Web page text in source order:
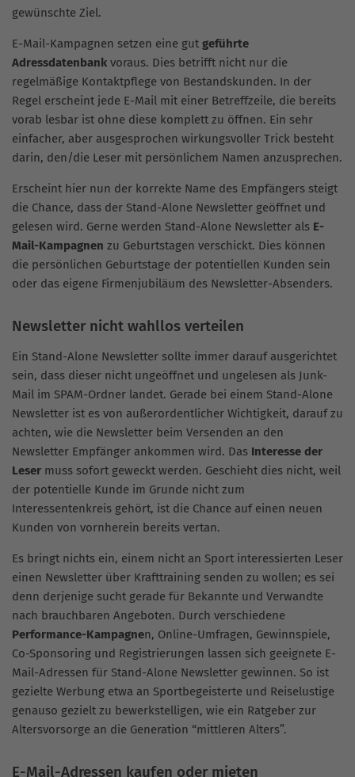
gewünschte Ziel.
E-Mail-Kampagnen setzen eine gut geführte
Adressdatenbank voraus. Dies betrifft nicht nur die
regelmäßige Kontaktpflege von Bestandskunden. In der
Regel erscheint jede E-Mail mit einer Betreffzeile, die bereits
vorab lesbar ist ohne diese komplett zu öffnen. Ein sehr
einfacher, aber ausgesprochen wirkungsvoller Trick besteht
darin, den/die Leser mit persönlichem Namen anzusprechen.
Erscheint hier nun der korrekte Name des Empfängers steigt
die Chance, dass der Stand-Alone Newsletter geöffnet und
gelesen wird. Gerne werden Stand-Alone Newsletter als E-
Mail-Kampagnen zu Geburtstagen verschickt. Dies können
die persönlichen Geburtstage der potentiellen Kunden sein
oder das eigene Firmenjubiläum des Newsletter-Absenders.
Newsletter nicht wahllos verteilen
Ein Stand-Alone Newsletter sollte immer darauf ausgerichtet
sein, dass dieser nicht ungeöffnet und ungelesen als Junk-
Mail im SPAM-Ordner landet. Gerade bei einem Stand-Alone
Newsletter ist es von außerordentlicher Wichtigkeit, darauf zu
achten, wie die Newsletter beim Versenden an den
Newsletter Empfänger ankommen wird. Das Interesse der
Leser muss sofort geweckt werden. Geschieht dies nicht, weil
der potentielle Kunde im Grunde nicht zum
Interessentenkreis gehört, ist die Chance auf einen neuen
Kunden von vornherein bereits vertan.
Es bringt nichts ein, einem nicht an Sport interessierten Leser
einen Newsletter über Krafttraining senden zu wollen; es sei
denn derjenige sucht gerade für Bekannte und Verwandte
nach brauchbaren Angeboten. Durch verschiedene
Performance-Kampagnen, Online-Umfragen, Gewinnspiele,
Co-Sponsoring und Registrierungen lassen sich geeignete E-
Mail-Adressen für Stand-Alone Newsletter gewinnen. So ist
gezielte Werbung etwa an Sportbegeisterte und Reiselustige
genauso gezielt zu bewerkstelligen, wie ein Ratgeber zur
Altersvorsorge an die Generation “mittleren Alters”.
E-Mail-Adressen kaufen oder mieten